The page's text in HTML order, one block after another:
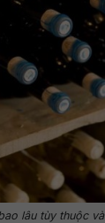
lâu tùy thuộc